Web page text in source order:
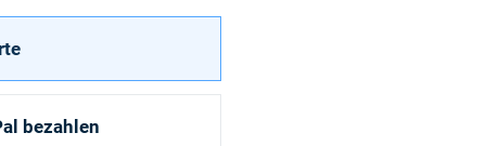
bezahlen